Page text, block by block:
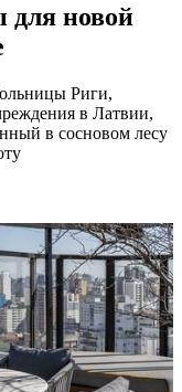
для новой
Риги,
в Латвии,
в сосновом лесу